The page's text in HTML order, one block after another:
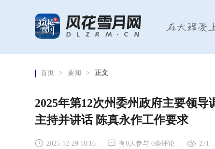
首页 > 要闻 > 正文
2025年第12次州委州政府主要领
主持并讲话 陈真永作工作要求
2025-12-29 18:16 有0人参与 0条评论 271